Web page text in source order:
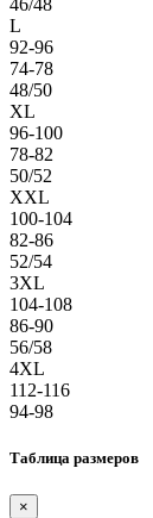
46/48
L
92-96
74-78
48/50
XL
96-100
78-82
50/52
XXL
100-104
82-86
52/54
3XL
104-108
86-90
56/58
4XL
112-116
94-98
Таблица размеров
×